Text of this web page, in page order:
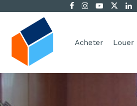
Acheter Louer